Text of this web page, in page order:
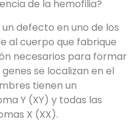
de la hemofilia?
defecto en uno de los
al cuerpo que fabrique
necesarios para formar
se localizan en el
tienen un
Y (XY) y todas las
X (XX).